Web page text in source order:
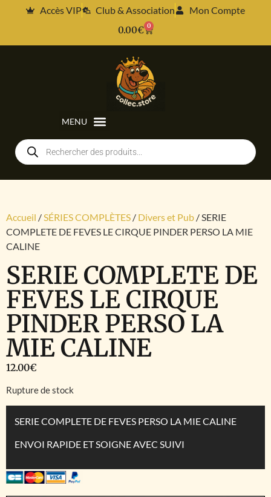
Accès VIP Club & Association
Mon Compte
0.00€ 0
Accueil /SÉRIES COMPLÈTES / Divers et Pub / SERIE
COMPLETE DE FEVES LE CIRQUE PINDER PERSO LA MIE
CALINE
SERIE COMPLETE DE
FEVES LE CIRQUE
PINDER PERSO LA
MIE CALINE
12.00€
Rupture de stock
SERIE COMPLETE DE FEVES PERSO LA MIE CALINE
ENVOI RAPIDE ET SOIGNE AVEC SUIVI